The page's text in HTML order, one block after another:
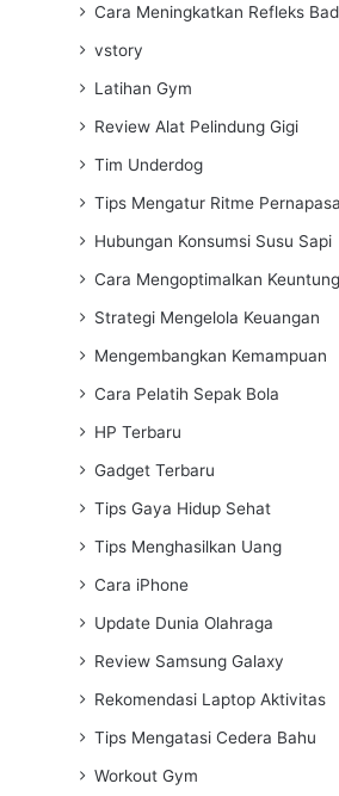
Cara Meningkatkan Refleks
vstory
Latihan Gym
Review Alat Pelindung Gigi
Tim Underdog
Tips Mengatur Ritme
Hubungan Konsumsi Susu Sapi
Cara Mengoptimalkan
Strategi Mengelola Keuangan
Mengembangkan Kemampuan
Cara Pelatih Sepak Bola
HP Terbaru
Gadget Terbaru
Tips Gaya Hidup Sehat
Tips Menghasilkan Uang
Cara iPhone
Update Dunia Olahraga
Review Samsung Galaxy
Rekomendasi Laptop Aktivitas
Tips Mengatasi Cedera Bahu
Workout Gym